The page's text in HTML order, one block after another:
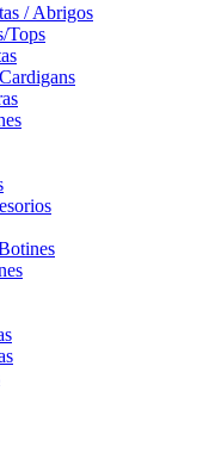
/ Abrigos
Tops